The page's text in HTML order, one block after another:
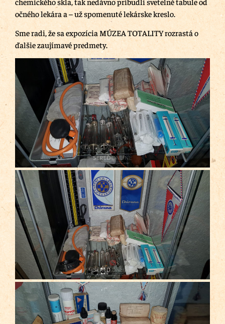
očného lekára a – už spomenuté lekárske kreslo.
Sme radi, že sa expozícia MÚZEA TOTALITY rozrastá o
ďalšie zaujímavé predmety.